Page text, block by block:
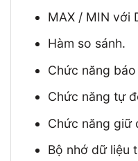
MAX / MIN với
Hàm so sánh.
Chức năng
Chức năng tự
Chức năng giữ
Bộ nhớ dữ liệu